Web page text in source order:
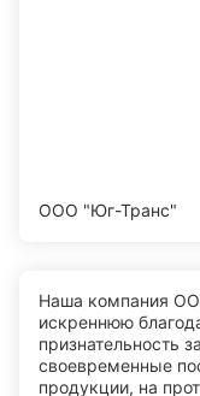
ООО "Юг-Транс"
Наша компания
искреннюю
признательность
своевременные
продукции, на